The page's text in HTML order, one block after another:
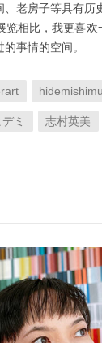
老房子等具有历
览相比，我更喜欢
事情的空间。
ミ 志村英美